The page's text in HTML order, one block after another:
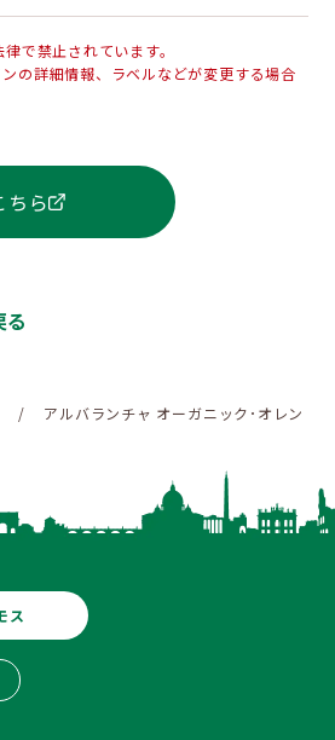
で禁止されています。
の詳細情報、ラベルなどが変更する場合
ちら
/
アルバランチャ オーガニック･オレン
ス